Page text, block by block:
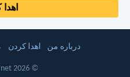
درباره من اهدا کردن
© 2026 DailyVerses.net